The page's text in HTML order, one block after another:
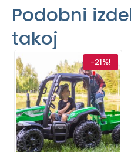
Podobni
takoj
-21%!